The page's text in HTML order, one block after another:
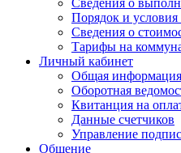
Сведения о
Порядок и условия
Сведения о
Тарифы на
Личный кабинет
Общая информация
Оборотная
Квитанция на
Данные счетчиков
Управление
Общение